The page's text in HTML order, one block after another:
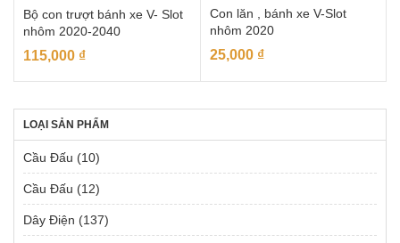
Bộ con trượt bánh xe V- Slot
nhôm 2020-2040
115,000 ₫
Con lăn , bánh xe V-Slot
nhôm 2020
25,000 ₫
LOẠI SẢN PHẨM
Cầu Đấu (10)
Cầu Đấu (12)
Dây Điện (137)